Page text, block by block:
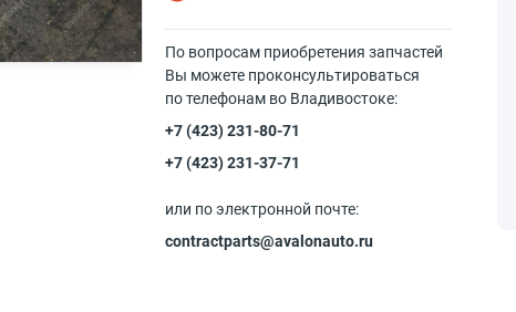
По вопросам приобретения запчастей
Вы можете проконсультироваться
по телефонам во Владивостоке:
+7 (423) 231-80-71
+7 (423) 231-37-71
или по электронной почте:
contractparts@avalonauto.ru